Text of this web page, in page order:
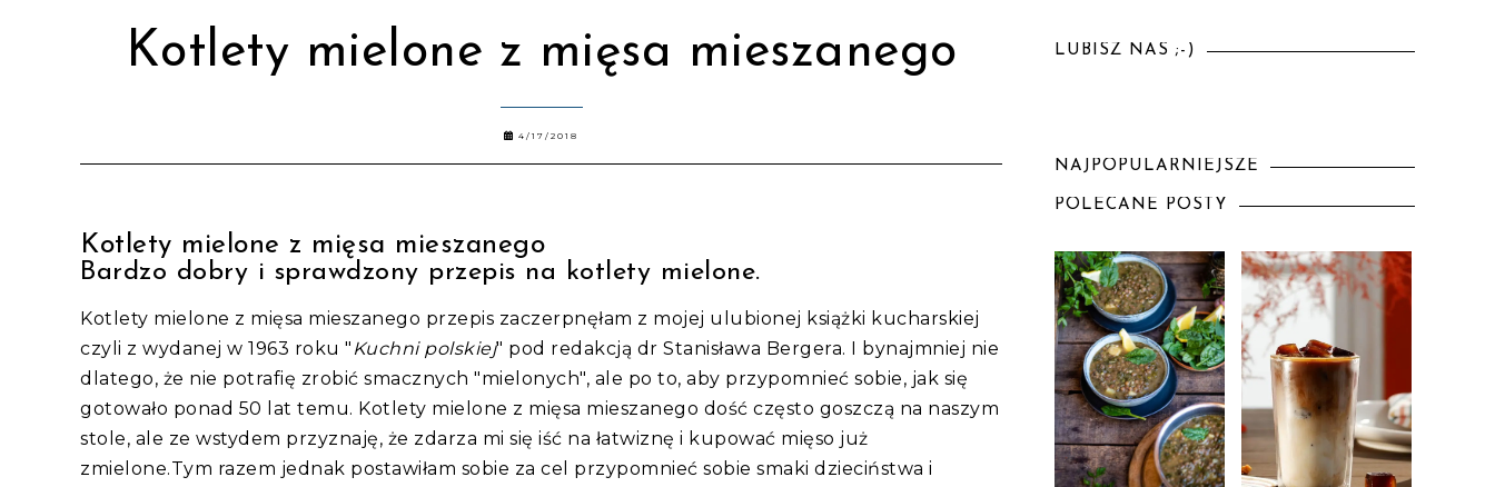
Kotlety mielone z mięsa mieszanego
4/17/2018
Kotlety mielone z mięsa mieszanego
Bardzo dobry i sprawdzony przepis na kotlety mielone.
Kotlety mielone z mięsa mieszanego przepis zaczerpnęłam z mojej ulubionej książki kucharskiej
czyli z wydanej w 1963 roku " Kuchni polskiej" pod redakcją dr Stanisława Bergera. I bynajmniej nie
dlatego, że nie potrafię zrobić smacznych "mielonych", ale po to, aby przypomnieć sobie, jak się
gotowało ponad 50 lat temu. Kotlety mielone z mięsa mieszanego dość często goszczą na naszym
stole, ale ze wstydem przyznaję, że zdarza mi się iść na łatwiznę i kupować mięso już
zmielone.Tym razem jednak postawiłam sobie za cel przypomnieć sobie smaki dzieciństwa i
LUBISZ NAS ;-)
NAJPOPULARNIEJSZE
POLECANE POSTY